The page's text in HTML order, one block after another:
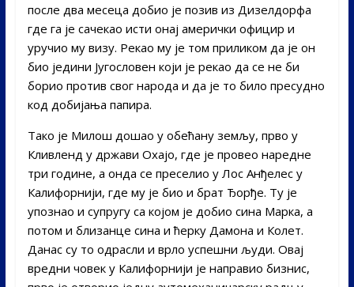
после два месеца добио је позив из Дизелдорфа
где га је сачекао исти онај амерички официр и
уручио му визу. Рекао му је том приликом да је он
био једини Југословен који је рекао да се не би
борио против свог народа и да је то било пресудно
код добијања папира.
Тако је Милош дошао у обећану земљу, прво у
Кливленд у држави Охајо, где је провео наредне
три године, а онда се преселио у Лос Анђелес у
Калифорнији, где му је био и брат Ђорђе. Ту је
упознао и супругу са којом је добио сина Марка, а
потом и близанце сина и ћерку Дамона и Колет.
Данас су то одрасли и врло успешни људи. Овај
вредни човек у Калифорнији је направио бизнис,